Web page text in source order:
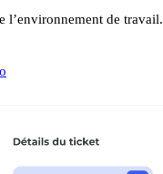
l’environnement de travail.